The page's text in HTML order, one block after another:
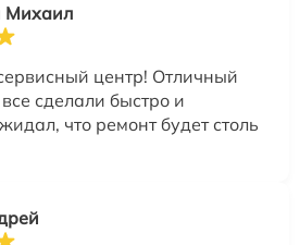
Михаил
центр! Отличный
сделали быстро и
что ремонт будет столь